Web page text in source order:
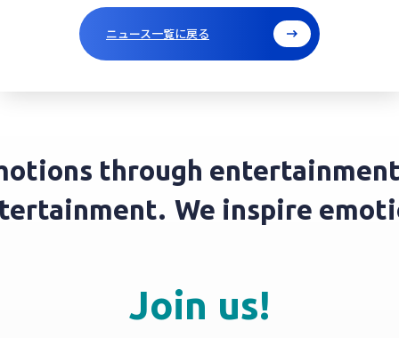
ニュース一覧に戻る
through entertainment.
We inspire
Join us!